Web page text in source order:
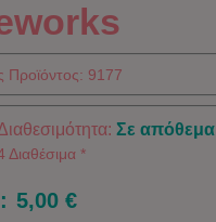
Προϊόντος: 9177
Σε απόθεμα
Διαθέσιμα *
5,00 €